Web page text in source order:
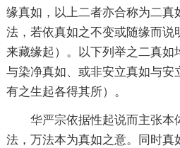
缘真如，以上二者亦合称为二真
法，若依真如之不变或随缘而说
来藏缘起）。以下列举之二真如
与染净真如、或非安立真如与安
有之生起各得其所）。
华严宗依据性起说而主张本
法，万法本为真如之意。同时真